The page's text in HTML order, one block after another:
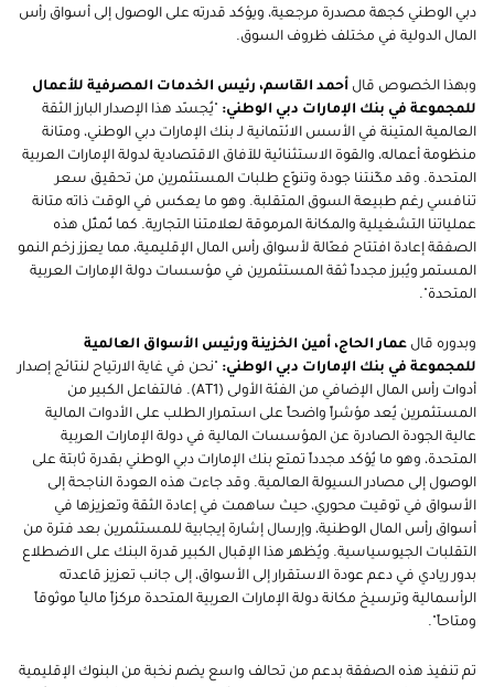
دبي الوطني كجهة مصدرة مرجعية، ويؤكد قدرته على الوصول إلى أسواق رأس
المال الدولية في مختلف ظروف السوق.
وبهذا الخصوص قال أحمد القاسم، رئيس الخدمات المصرفية للأعمال
للمجموعة في بنك الإمارات دبي الوطني: "يُجسّد هذا الإصدار البارز الثقة
العالمية المتينة في الأسس الائتمانية لـ بنك الإمارات دبي الوطني، ومتانة
منظومة أعماله، والقوة الاستثنائية للآفاق الاقتصادية لدولة الإمارات العربية
المتحدة. وقد مكّنتنا جودة وتنوّع طلبات المستثمرين من تحقيق سعر
تنافسي رغم طبيعة السوق المتقلبة. وهو ما يعكس في الوقت ذاته متانة
عملياتنا التشغيلية والمكانة المرموقة لعلامتنا التجارية. كما تُمثّل هذه
الصفقة إعادة افتتاح فعّالة لأسواق رأس المال الإقليمية، مما يعزز زخم النمو
المستمر ويُبرز مجدداً ثقة المستثمرين في مؤسسات دولة الإمارات العربية
المتحدة".
وبدوره قال عمار الحاج، أمين الخزينة ورئيس الأسواق العالمية
للمجموعة في بنك الإمارات دبي الوطني: "نحن في غاية الارتياح لنتائج إصدار
أدوات رأس المال الإضافي من الفئة الأولى (AT1). فالتفاعل الكبير من
المستثمرين يُعد مؤشراً واضحاً على استمرار الطلب على الأدوات المالية
عالية الجودة الصادرة عن المؤسسات المالية في دولة الإمارات العربية
المتحدة، وهو ما يُؤكد مجدداً تمتع بنك الإمارات دبي الوطني بقدرة ثابتة على
الوصول إلى مصادر السيولة العالمية. وقد جاءت هذه العودة الناجحة إلى
الأسواق في توقيت محوري، حيث ساهمت في إعادة الثقة وتعزيزها في
أسواق رأس المال الوطنية، وإرسال إشارة إيجابية للمستثمرين بعد فترة من
التقلبات الجيوسياسية. ويُظهر هذا الإقبال الكبير قدرة البنك على الاضطلاع
بدور ريادي في دعم عودة الاستقرار إلى الأسواق، إلى جانب تعزيز قاعدته
الرأسمالية وترسيخ مكانة دولة الإمارات العربية المتحدة مركزاً مالياً موثوقاً
ومتاحاً".
تم تنفيذ هذه الصفقة بدعم من تحالف واسع يضم نخبة من البنوك الإقليمية